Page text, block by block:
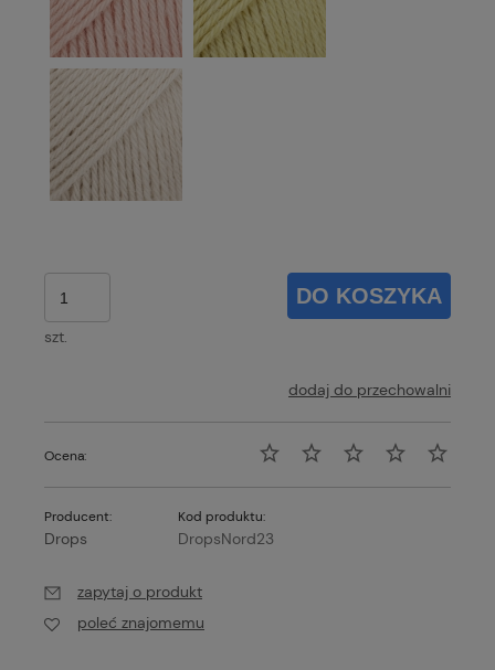
szt.
DO KOSZYKA
dodaj do przechowalni
Ocena:
Producent:
Drops
Kod produktu:
DropsNord23
zapytaj o produkt
poleć znajomemu